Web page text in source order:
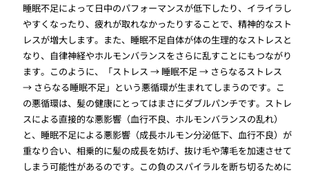
睡眠不足によって日中のパフォーマンスが低下したり、イライラし
やすくなったり、疲れが取れなかったりすることで、精神的なスト
レスが増大します。また、睡眠不足自体が体の生理的なストレスと
なり、自律神経やホルモンバランスをさらに乱すことにもつながり
ます。このように、「ストレス → 睡眠不足 → さらなるストレス
→ さらなる睡眠不足」という悪循環が生まれてしまうのです。こ
の悪循環は、髪の健康にとってはまさにダブルパンチです。ストレ
スによる直接的な悪影響（血行不良、ホルモンバランスの乱れ）
と、睡眠不足による悪影響（成長ホルモン分泌低下、血行不良）が
重なり合い、相乗的に髪の成長を妨げ、抜け毛や薄毛を加速させて
しまう可能性があるのです。この負のスパイラルを断ち切るために